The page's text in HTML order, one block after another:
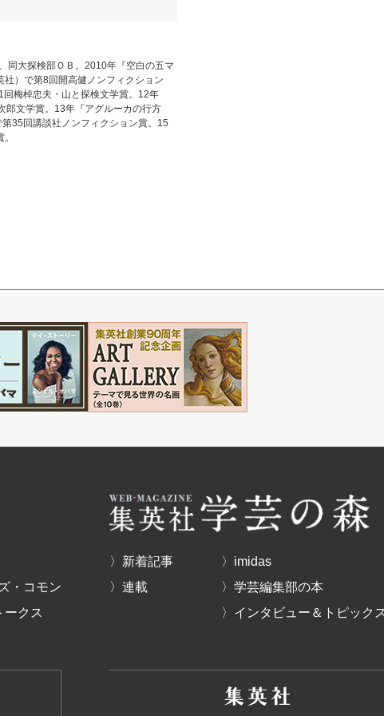
同大探検部ＯＢ。2010年『空白の五マ
）で第8回開高健ノンフィクション
梅棹忠夫・山と探検文学賞。12年
郎文学賞。13年『アグルーカの行方
35回講談社ノンフィクション賞。15
・コモン
ークス
〉新着記事
〉連載
〉imidas
〉学芸編集部の本
〉インタビュー＆トピック